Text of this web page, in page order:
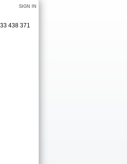
SIGN IN
438 371